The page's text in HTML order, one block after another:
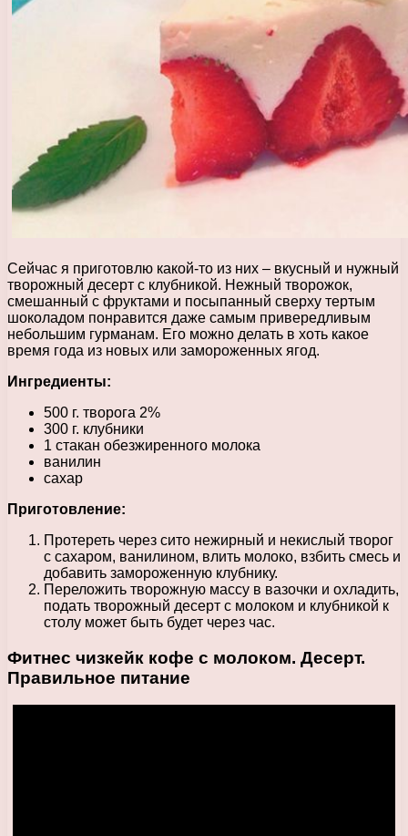
Сейчас я приготовлю какой-то из них – вкусный и нужный
творожный десерт с клубникой. Нежный творожок,
смешанный с фруктами и посыпанный сверху тертым
шоколадом понравится даже самым привередливым
небольшим гурманам. Его можно делать в хоть какое
время года из новых или замороженных ягод.
Ингредиенты:
500 г. творога 2%
300 г. клубники
1 стакан обезжиренного молока
ванилин
сахар
Приготовление:
Протереть через сито нежирный и некислый творог
с сахаром, ванилином, влить молоко, взбить смесь и
добавить замороженную клубнику.
Переложить творожную массу в вазочки и охладить,
подать творожный десерт с молоком и клубникой к
столу может быть будет через час.
Фитнес чизкейк кофе с молоком. Десерт.
Правильное питание